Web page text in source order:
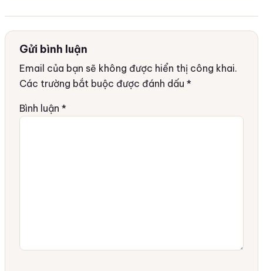
Gửi bình luận
Email của bạn sẽ không được hiển thị công khai.
Các trường bắt buộc được đánh dấu *
Bình luận *